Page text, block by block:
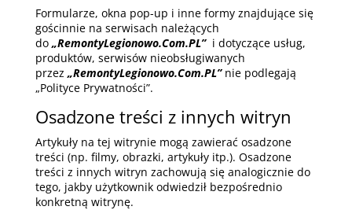
Formularze, okna pop-up i inne formy znajdujące się
gościnnie na serwisach należących
do „RemontyLegionowo.Com.PL” i dotyczące usług,
produktów, serwisów nieobsługiwanych
przez „RemontyLegionowo.Com.PL” nie podlegają
„Polityce Prywatności”.
Osadzone treści z innych witryn
Artykuły na tej witrynie mogą zawierać osadzone
treści (np. filmy, obrazki, artykuły itp.). Osadzone
treści z innych witryn zachowują się analogicznie do
tego, jakby użytkownik odwiedził bezpośrednio
konkretną witrynę.